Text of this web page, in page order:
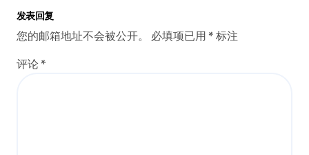
发表回复
您的邮箱地址不会被公开。 必填项已用 * 标注
评论 *